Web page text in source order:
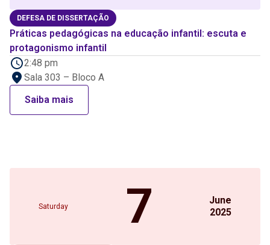
DEFESA DE DISSERTAÇÃO
Práticas pedagógicas na educação infantil: escuta e
protagonismo infantil
2:48 pm
Sala 303 – Bloco A
Saiba mais
Saturday 7
June
2025